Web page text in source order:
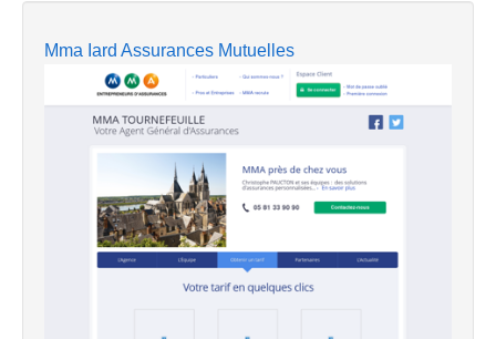
Mma Iard Assurances Mutuelles